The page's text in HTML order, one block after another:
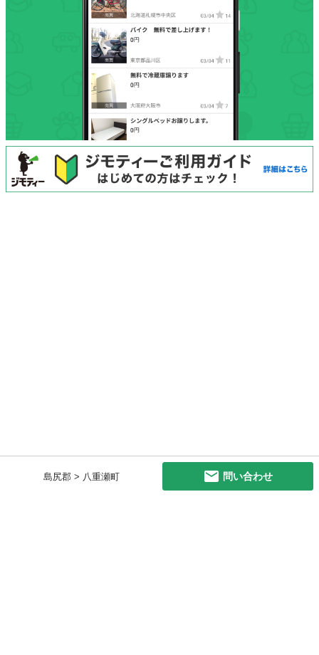
島尻郡 > 八重瀬町 問い合わせ